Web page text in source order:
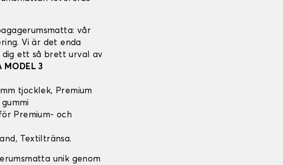
vår
Vi är det enda
dig ett så brett urval av
MODEL 3
tjocklek, Premium
Premium- och
Textiltränsa.
unik genom